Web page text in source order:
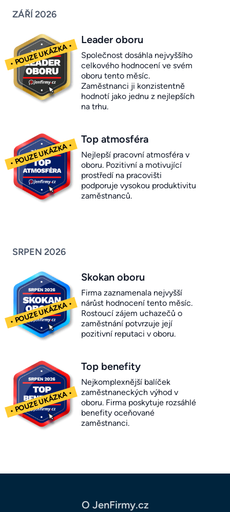
ZÁŘÍ 2026
Leader oboru
Společnost dosáhla nejvyššího
celkového hodnocení ve svém
oboru tento měsíc.
Zaměstnanci ji konzistentně
hodnotí jako jednu z nejlepších
na trhu.
Top atmosféra
Nejlepší pracovní atmosféra v
oboru. Pozitivní a motivující
prostředí na pracovišti
podporuje vysokou produktivitu
zaměstnanců.
SRPEN 2026
Skokan oboru
Firma zaznamenala nejvyšší
nárůst hodnocení tento měsíc.
Rostoucí zájem uchazečů o
zaměstnání potvrzuje její
pozitivní reputaci v oboru.
Top benefity
Nejkomplexnější balíček
zaměstnaneckých výhod v
oboru. Firma poskytuje rozsáhlé
benefity oceňované
zaměstnanci.
O JenFirmy.cz